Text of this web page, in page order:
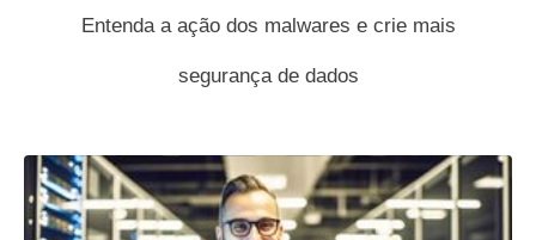
Entenda a ação dos malwares e crie mais
segurança de dados